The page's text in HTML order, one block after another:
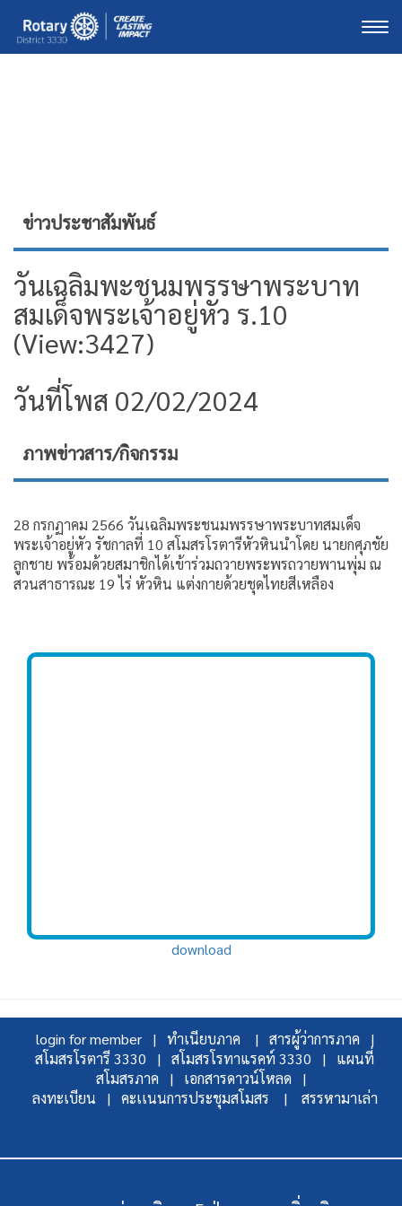
ข่าวประชาสัมพันธ์
วันเฉลิมพะชนมพรรษาพระบาท
สมเด็จพระเจ้าอยู่หัว ร.10
(View:3427)
วันที่โพส 02/02/2024
ภาพข่าวสาร/กิจกรรม
28 กรกฏาคม 2566 วันเฉลิมพระชนมพรรษาพระบาทสมเด็จ
พระเจ้าอยู่หัว รัชกาลที่ 10 สโมสรโรตารีหัวหินนำโดย นายกศุภชัย
ลูกชาย พร้อมด้วยสมาชิกได้เข้าร่วมถวายพระพรถวายพานพุ่ม ณ
สวนสาธารณะ 19 ไร่ หัวหิน แต่งกายด้วยชุดไทยสีเหลือง
download
login for member | ทำเนียบภาค |
สารผู้ว่าการภาค |
สโมสรโรตารี 3330 |
สโมสรโรทาแรคท์ 3330 |
แผนที่
สโมสรภาค |
เอกสารดาวน์โหลด |
ลงทะเบียน |
คะเเนนการประชุมสโมสร | สรรหามาเล่า